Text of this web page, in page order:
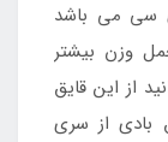
می باشد
وزن بیشتر
از این قایق
بادی از سری